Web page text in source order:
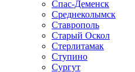
Спас-Деменск
Среднеколымск
Ставрополь
Старый Оскол
Стерлитамак
Ступино
Сургут